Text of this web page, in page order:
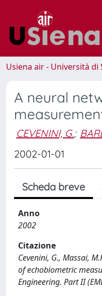
Usiena air - Università di
A neural
CEVENINI, G.;
2002-01-01
Scheda breve
Anno
2002
Citazione
Cevenini, G., Massai,
of echobiometric
Engineering. Part II